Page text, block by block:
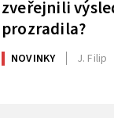
zveřejnili
prozradila?
NOVINKY J. Filip